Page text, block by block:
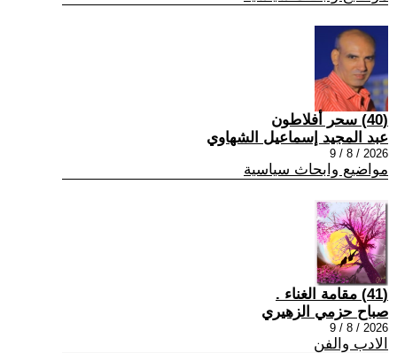
(40) سحر أفلاطون
عبد المجيد إسماعيل الشهاوي
2026 / 8 / 9
مواضيع وابحاث سياسية
(41) مقامة الغناء .
صباح حزمي الزهيري
2026 / 8 / 9
الادب والفن